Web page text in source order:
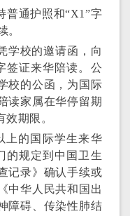
普通护照和“X1”字
。
学校的邀请函，向
签证来华陪读。公
校的公函，为国际
读家属在华停留期
期限。
上的国际学生来华
的规定到中国卫生
记录》确认手续或
中华人民共和国出
障碍、传染性肺结